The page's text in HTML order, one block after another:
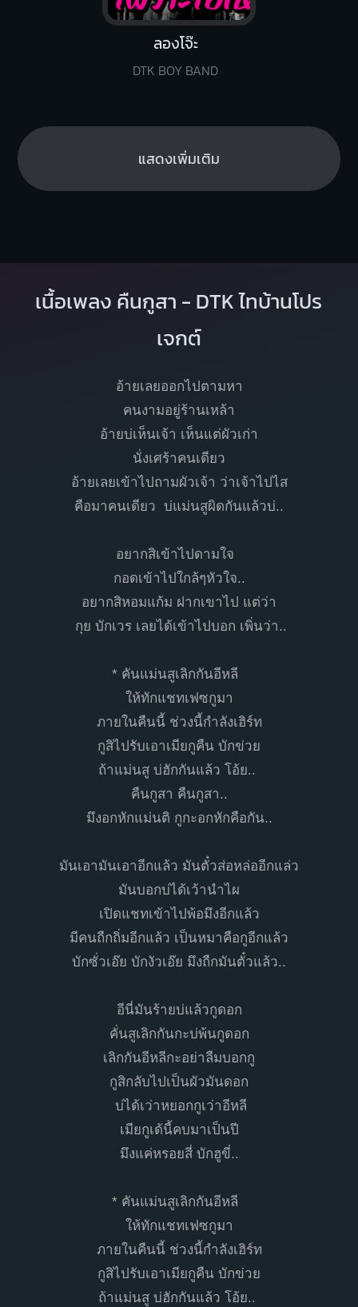
ลองโจ๊ะ
DTK BOY BAND
แสดงเพิ่มเติม
เนื้อเพลง คืนกูสา - DTK ไทบ้านโปร
เจกต์
อ้ายเลยออกไปตามหา
คนงามอยู่ร้านเหล้า
อ้ายบ่เห็นเจ้า เห็นแต่ผัวเก่า
นั่งเศร้าคนเดียว
อ้ายเลยเข้าไปถามผัวเจ้า ว่าเจ้าไปไส
คือมาคนเดียว บ่แม่นสูผิดกันแล้วบ่..
อยากสิเข้าไปดามใจ
กอดเข้าไปใกล้ๆหัวใจ..
อยากสิหอมแก้ม ฝากเขาไป แต่ว่า
กุย บักเวร เลยได้เข้าไปบอก เพิ่นว่า..
* คันแม่นสูเลิกกันอีหลี
ให้ทักแชทเฟซกูมา
ภายในคืนนี้ ช่วงนี้กำลังเฮิร์ท
กูสิไปรับเอาเมียกูคืน บักข่วย
ถ้าแม่นสู บ่ฮักกันแล้ว โอ้ย..
คืนกูสา คืนกูสา..
มึงอกหักแม่นติ กูกะอกหักคือกัน..
มันเอามันเอาอีกแล้ว มันตั๋วส่อหล่ออีกแล่ว
มันบอกบ่ได้เว้านำไผ
เปิดแชทเข้าไปพ้อมึงอีกแล้ว
มีคนถืกถิ่มอีกแล้ว เป็นหมาคือกูอีกแล้ว
บักซั่วเอ๊ย บักงัวเอ๊ย มึงถืกมันตั๋วแล้ว..
อีนี่มันร้ายบ่แล้วกูดอก
คั่นสูเลิกกันกะบ่พ้นกูดอก
เลิกกันอีหลีกะอย่าลืมบอกกู
กูสิกลับไปเป็นผัวมันดอก
บ่ได้เว่าหยอกกูเว่าอีหลี
เมียกูเด้นี้คบมาเป็นปี
มึงแค่หรอยสี่ บักฮูขี่..
* คันแม่นสูเลิกกันอีหลี
ให้ทักแชทเฟซกูมา
ภายในคืนนี้ ช่วงนี้กำลังเฮิร์ท
กูสิไปรับเอาเมียกูคืน บักข่วย
ถ้าแม่นสู บ่ฮักกันแล้ว โอ้ย..